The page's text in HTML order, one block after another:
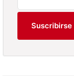
Suscribirse